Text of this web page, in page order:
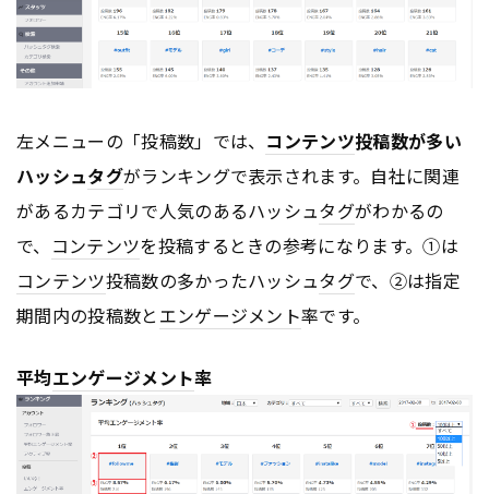
左メニューの「投稿数」では、 コンテンツ投稿数が多い
ハッシュタグがランキングで表示されます。自社に関連
があるカテゴリで人気のあるハッシュタグがわかるの
で、 コンテンツを投稿するときの参考になります。①は
コンテンツ投稿数の多かったハッシュタグで、②は指定
期間内の投稿数と エンゲージメント率です。
平均エンゲージメント率